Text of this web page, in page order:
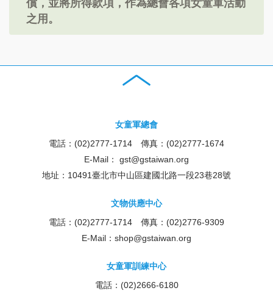
償，並將所得款項，作為總會各項女童軍活動
之用。
女童軍總會
電話：(02)2777-1714 傳真：(02)2777-1674
E-Mail： gst@gstaiwan.org
地址：10491臺北市中山區建國北路一段23巷28號
文物供應中心
電話：(02)2777-1714 傳真：(02)2776-9309
E-Mail： shop@gstaiwan.org
女童軍訓練中心
電話：(02)2666-6180